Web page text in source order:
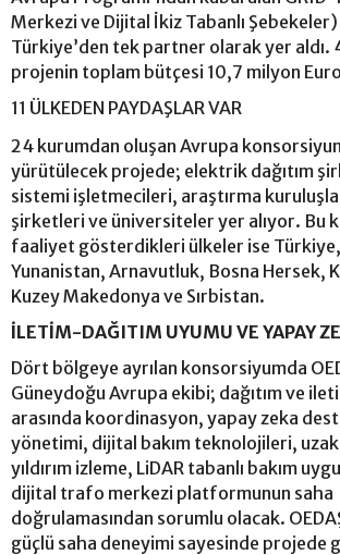
Merkezi ve Dijital İkiz Tabanlı
Türkiye’den tek partner olarak yer aldı.
projenin toplam bütçesi 10,7 milyon
11 ÜLKEDEN PAYDAŞLAR VAR
24 kurumdan oluşan Avrupa
yürütülecek projede; elektrik dağıtım
sistemi işletmecileri, araştırma
şirketleri ve üniversiteler yer alıyor. Bu
faaliyet gösterdikleri ülkeler ise
Yunanistan, Arnavutluk, Bosna Hersek,
Kuzey Makedonya ve Sırbistan.
İLETİM-DAĞITIM UYUMU VE YAPAY
Dört bölgeye ayrılan konsorsiyumda
Güneydoğu Avrupa ekibi; dağıtım ve
arasında koordinasyon, yapay zeka
yönetimi, dijital bakım teknolojileri,
yıldırım izleme, LiDAR tabanlı bakım
dijital trafo merkezi platformunun saha
doğrulamasından sorumlu olacak.
güçlü saha deneyimi sayesinde projede